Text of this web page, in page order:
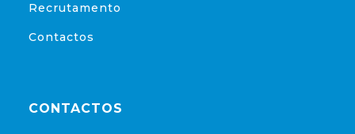
Recrutamento
Contactos
CONTACTOS